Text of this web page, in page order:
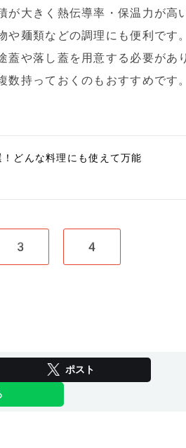
が大きく熱伝導率・保温力が高
や麺類などの調理にも便利です
や落し蓋を用意する必要があ
数持っておくのもおすすめです
どんな料理にも使えて万能
3 4
ポスト